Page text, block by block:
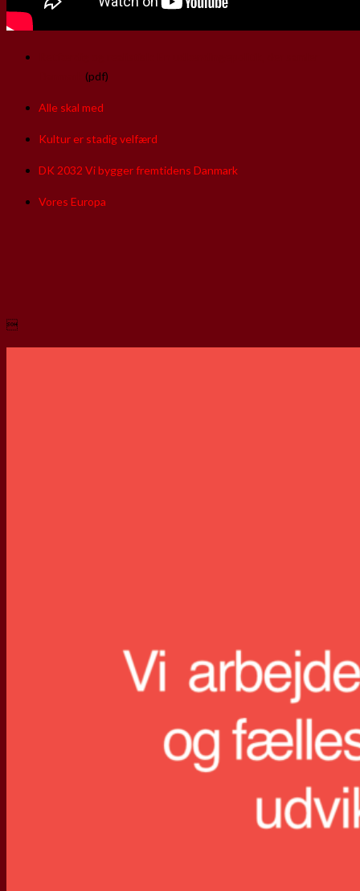
(pdf)
Alle skal med
Kultur er stadig velfærd
DK 2032 Vi bygger fremtidens Danmark
Vores Europa
